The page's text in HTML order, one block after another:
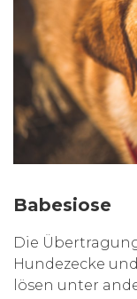
Babesiose
Die
Hundezecke
lösen unter